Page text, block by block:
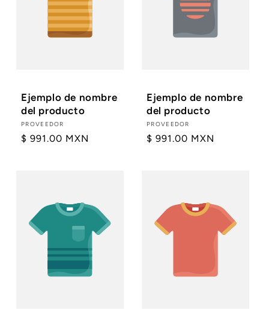
Ejemplo de nombre
del producto
Proveedor:
PROVEEDOR
Precio
$ 991.00 MXN
Ejemplo de nombre
del producto
Proveedor:
PROVEEDOR
Precio
$ 991.00 MXN